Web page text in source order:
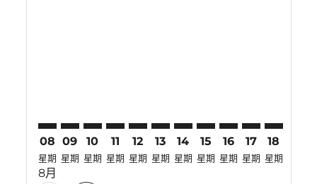
08
星期
8月
09
星期
10
星期
11
星期
12
星期
13
星期
14
星期
15
星期
16
星期
17
星期
18
星期